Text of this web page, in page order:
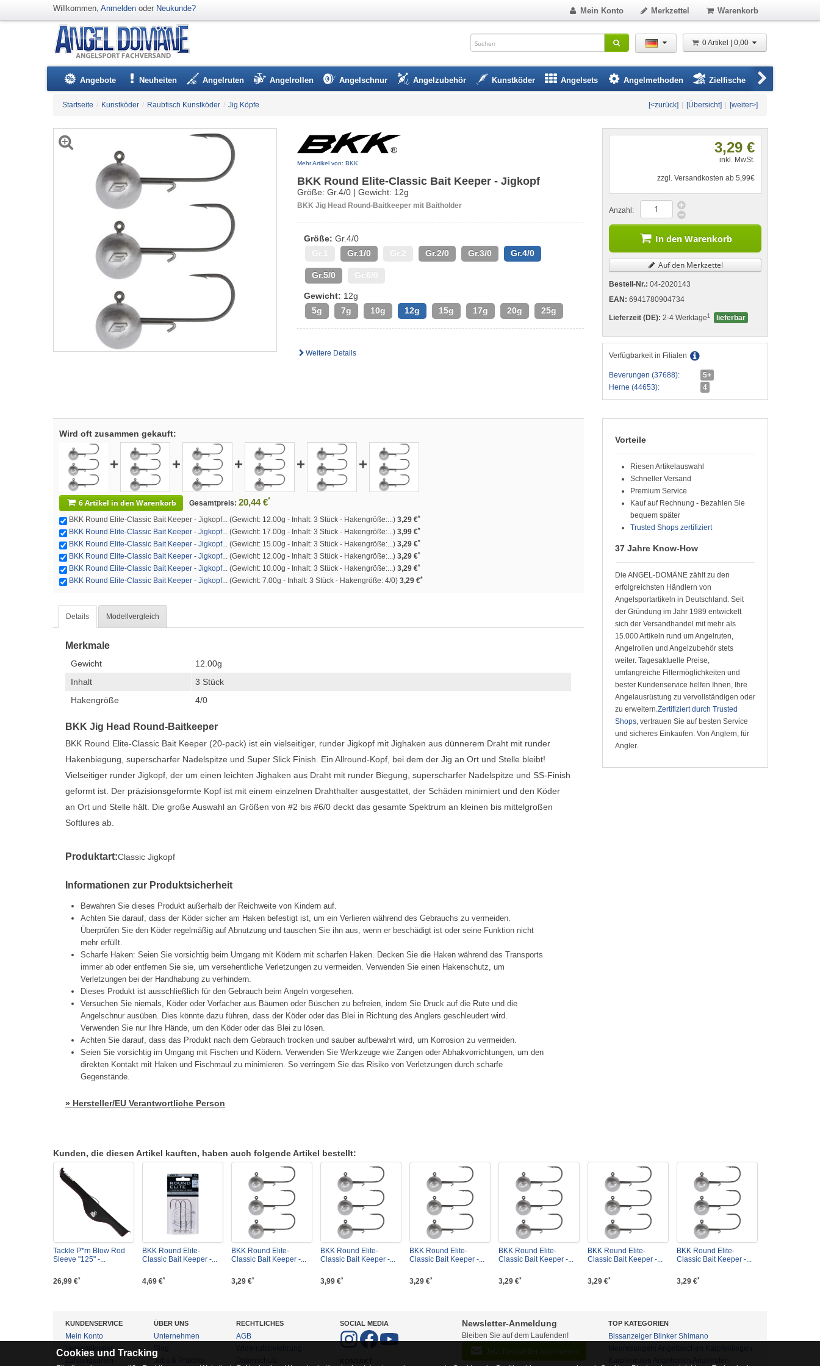
Willkommen, Anmelden oder Neukunde? Mein Konto Merkzettel Warenkorb
0 Artikel | 0,00
Angebote Neuheiten Angelruten Angelrollen Angelschnur Angelzubehör Kunstköder Angelsets Angelmethoden Zielfische
Startseite / Kunstköder / Raubfisch Kunstköder / Jig Köpfe [<zurück] [Übersicht] [weiter>]
Mehr Artikel von: BKK
BKK Round Elite-Classic Bait Keeper - Jigkopf
Größe: Gr.4/0 | Gewicht: 12g
BKK Jig Head Round-Baitkeeper mit Baitholder
Größe: Gr.4/0
Gr.1 Gr.1/0 Gr.2 Gr.2/0 Gr.3/0 Gr.4/0
Gr.5/0 Gr.6/0
Gewicht: 12g
5g 7g 10g 12g 15g 17g 20g 25g
Weitere Details
3,29 €
inkl. MwSt.
zzgl. Versandkosten ab 5,99€
Anzahl:
In den Warenkorb
Auf den Merkzettel
Bestell-Nr.: 04-2020143
EAN: 6941780904734
Lieferzeit (DE): 2-4 Werktage 1 lieferbar
Verfügbarkeit in Filialen
Beverungen (37688):
5+
Herne (44653):
4
Wird oft zusammen gekauft:
+ + + + +
6 Artikel in den Warenkorb Gesamtpreis: 20,44 €*
BKK Round Elite-Classic Bait Keeper - Jigkopf... (Gewicht: 12.00g - Inhalt: 3 Stück - Hakengröße:...) 3,29 €*
BKK Round Elite-Classic Bait Keeper - Jigkopf... (Gewicht: 17.00g - Inhalt: 3 Stück - Hakengröße:...) 3,99 €*
BKK Round Elite-Classic Bait Keeper - Jigkopf... (Gewicht: 15.00g - Inhalt: 3 Stück - Hakengröße:...) 3,29 €*
BKK Round Elite-Classic Bait Keeper - Jigkopf... (Gewicht: 12.00g - Inhalt: 3 Stück - Hakengröße:...) 3,29 €*
BKK Round Elite-Classic Bait Keeper - Jigkopf... (Gewicht: 10.00g - Inhalt: 3 Stück - Hakengröße:...) 3,29 €*
BKK Round Elite-Classic Bait Keeper - Jigkopf... (Gewicht: 7.00g - Inhalt: 3 Stück - Hakengröße: 4/0) 3,29 €*
Details Modellvergleich
Merkmale
Gewicht
12.00g
Inhalt
3 Stück
Hakengröße
4/0
BKK Jig Head Round-Baitkeeper
BKK Round Elite-Classic Bait Keeper (20-pack) ist ein vielseitiger, runder Jigkopf mit Jighaken aus dünnerem Draht mit runder
Hakenbiegung, superscharfer Nadelspitze und Super Slick Finish. Ein Allround-Kopf, bei dem der Jig an Ort und Stelle bleibt!
Vielseitiger runder Jigkopf, der um einen leichten Jighaken aus Draht mit runder Biegung, superscharfer Nadelspitze und SS-Finish
geformt ist. Der präzisionsgeformte Kopf ist mit einem einzelnen Drahthalter ausgestattet, der Schäden minimiert und den Köder
an Ort und Stelle hält. Die große Auswahl an Größen von #2 bis #6/0 deckt das gesamte Spektrum an kleinen bis mittelgroßen
Softlures ab.
Produktart:Classic Jigkopf
Informationen zur Produktsicherheit
Bewahren Sie dieses Produkt außerhalb der Reichweite von Kindern auf.
Achten Sie darauf, dass der Köder sicher am Haken befestigt ist, um ein Verlieren während des Gebrauchs zu vermeiden.
Überprüfen Sie den Köder regelmäßig auf Abnutzung und tauschen Sie ihn aus, wenn er beschädigt ist oder seine Funktion nicht
mehr erfüllt.
Scharfe Haken: Seien Sie vorsichtig beim Umgang mit Ködern mit scharfen Haken. Decken Sie die Haken während des Transports
immer ab oder entfernen Sie sie, um versehentliche Verletzungen zu vermeiden. Verwenden Sie einen Hakenschutz, um
Verletzungen bei der Handhabung zu verhindern.
Dieses Produkt ist ausschließlich für den Gebrauch beim Angeln vorgesehen.
Versuchen Sie niemals, Köder oder Vorfächer aus Bäumen oder Büschen zu befreien, indem Sie Druck auf die Rute und die
Angelschnur ausüben. Dies könnte dazu führen, dass der Köder oder das Blei in Richtung des Anglers geschleudert wird.
Verwenden Sie nur Ihre Hände, um den Köder oder das Blei zu lösen.
Achten Sie darauf, dass das Produkt nach dem Gebrauch trocken und sauber aufbewahrt wird, um Korrosion zu vermeiden.
Seien Sie vorsichtig im Umgang mit Fischen und Ködern. Verwenden Sie Werkzeuge wie Zangen oder Abhakvorrichtungen, um den
direkten Kontakt mit Haken und Fischmaul zu minimieren. So verringern Sie das Risiko von Verletzungen durch scharfe
Gegenstände.
» Hersteller/EU Verantwortliche Person
Vorteile
Riesen Artikelauswahl
Schneller Versand
Premium Service
Kauf auf Rechnung - Bezahlen Sie
bequem später
Trusted Shops zertifiziert
37 Jahre Know-How
Die ANGEL-DOMÄNE zählt zu den
erfolgreichsten Händlern von
Angelsportartikeln in Deutschland. Seit
der Gründung im Jahr 1989 entwickelt
sich der Versandhandel mit mehr als
15.000 Artikeln rund um Angelruten,
Angelrollen und Angelzubehör stets
weiter. Tagesaktuelle Preise,
umfangreiche Filtermöglichkeiten und
bester Kundenservice helfen Ihnen, Ihre
Angelausrüstung zu vervollständigen oder
zu erweitern.Zertifiziert durch Trusted
Shops, vertrauen Sie auf besten Service
und sicheres Einkaufen. Von Anglern, für
Angler.
Kunden, die diesen Artikel kauften, haben auch folgende Artikel bestellt:
Tackle P*rn Blow Rod
Sleeve "125" -...
26,99 €*
BKK Round Elite-
Classic Bait Keeper -...
4,69 €*
BKK Round Elite-
Classic Bait Keeper -...
3,29 €*
BKK Round Elite-
Classic Bait Keeper -...
3,99 €*
BKK Round Elite-
Classic Bait Keeper -...
3,29 €*
BKK Round Elite-
Classic Bait Keeper -...
3,29 €*
BKK Round Elite-
Classic Bait Keeper -...
3,29 €*
BKK Round Elite-
Classic Bait Keeper -...
3,29 €*
KUNDENSERVICE
Mein Konto
Versandkosten
ÜBER UNS
Unternehmen
Jobs & Praktika
RECHTLICHES
AGB
SOCIAL MEDIA Newsletter-Anmeldung
Bleiben Sie auf dem Laufenden!
Jetzt Newsletter abonnieren
TOP KATEGORIEN
Bissanzeiger Blinker Shimano
Cookies und Tracking